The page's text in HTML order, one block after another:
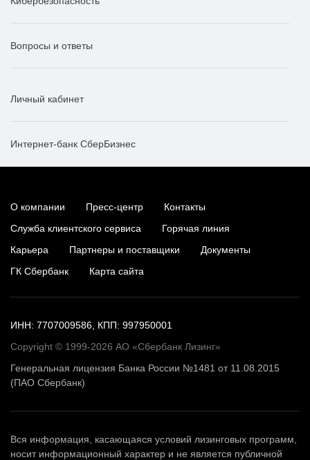
Вопросы и ответы
Личный кабинет
Интернет-банк СберБизнес
О компании Пресс-центр
Контакты
Служба клиентского сервиса
Горячая линия
Карьера
Партнеры и поставщики
Документы
ГК Сбербанк
Карта сайта
ИНН: 7707009586, КПП: 997950001
Copyright © 1999-2026 АО «Сбербанк Лизинг»
Генеральная лицензия Банка России №1481 от 11.08.2015
(ПАО Сбербанк)
Вся информация, касающаяся условий лизинговых программ,
носит информационный характер и не является публичной